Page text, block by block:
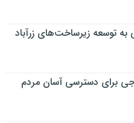
توسعه زیرساخت‌های زرآباد
برای دسترسی آسان مردم